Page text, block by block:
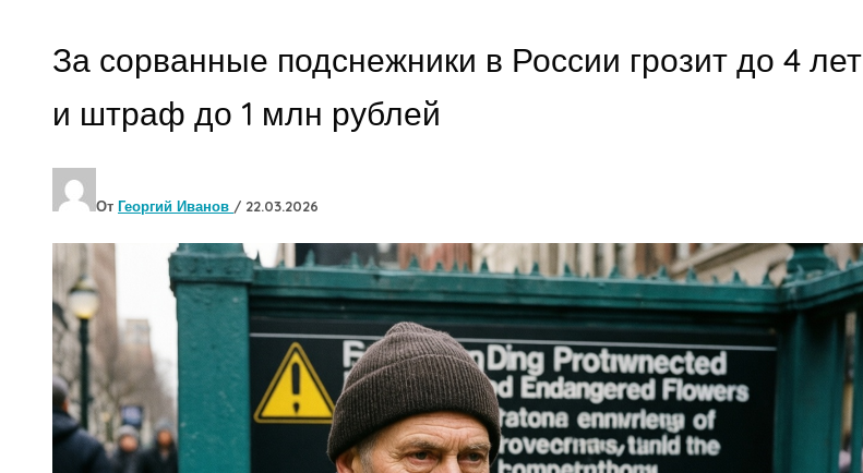
За сорванные подснежники в России грозит до 4 лет
и штраф до 1 млн рублей
От Георгий Иванов / 22.03.2026